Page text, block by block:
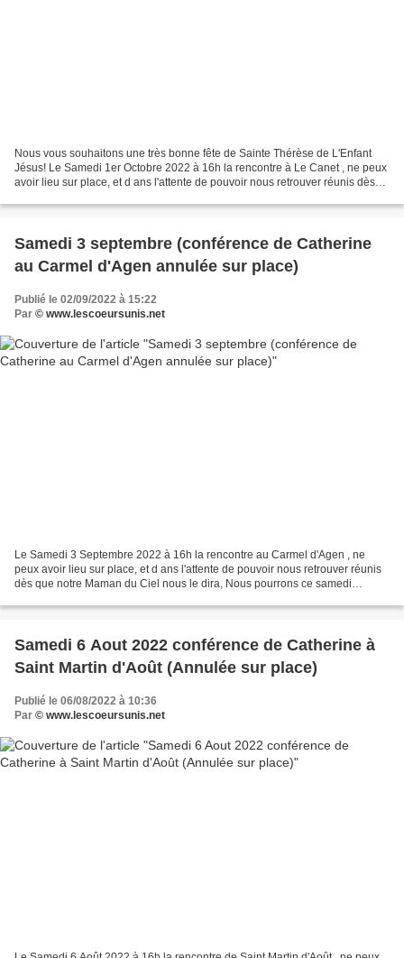
Nous vous souhaitons une très bonne fête de Sainte Thérèse de L'Enfant
Jésus! Le Samedi 1er Octobre 2022 à 16h la rencontre à Le Canet , ne peux
avoir lieu sur place, et d ans l'attente de pouvoir nous retrouver réunis dès
Samedi 3 septembre (conférence de Catherine
au Carmel d'Agen annulée sur place)
Publié le 02/09/2022 à 15:22
Par © www.lescoeursunis.net
Le Samedi 3 Septembre 2022 à 16h la rencontre au Carmel d'Agen , ne
peux avoir lieu sur place, et d ans l'attente de pouvoir nous retrouver réunis
dès que notre Maman du Ciel nous le dira, Nous pourrons ce samedi
Samedi 6 Aout 2022 conférence de Catherine à
Saint Martin d'Août (Annulée sur place)
Publié le 06/08/2022 à 10:36
Par © www.lescoeursunis.net